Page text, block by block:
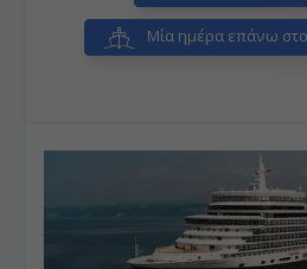
Μία ημέρα επάνω